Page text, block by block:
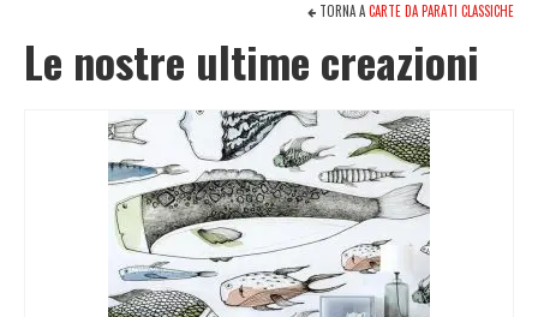
TORNA ACARTE DA PARATI CLASSICHE
Le nostre ultime creazioni